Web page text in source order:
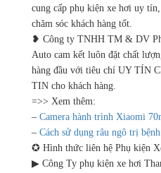
cung cấp phụ kiện xe hơi uy
chăm sóc khách hàng tốt.
❥ Công ty TNHH TM & DV
Auto cam kết luôn đặt chất
hàng đầu với tiêu chí UY TÍN
TIN cho khách hàng.
=>> Xem thêm:
– Camera hành trình Xiaomi
– Cách sử dụng râu ngô trị bệnh
✪ Hình thức liên hệ Phụ kiện
▶ Công Ty phụ kiện xe hơi